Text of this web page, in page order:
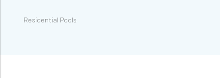
Residential Pools